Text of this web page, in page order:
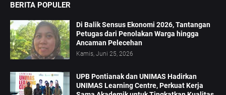
BERITA POPULER
Di Balik Sensus Ekonomi 2026, Tantangan
Petugas dari Penolakan Warga hingga
Ancaman Pelecehan
Kamis, Juni 25, 2026
UPB Pontianak dan UNIMAS Hadirkan
UNIMAS Learning Centre, Perkuat Kerja